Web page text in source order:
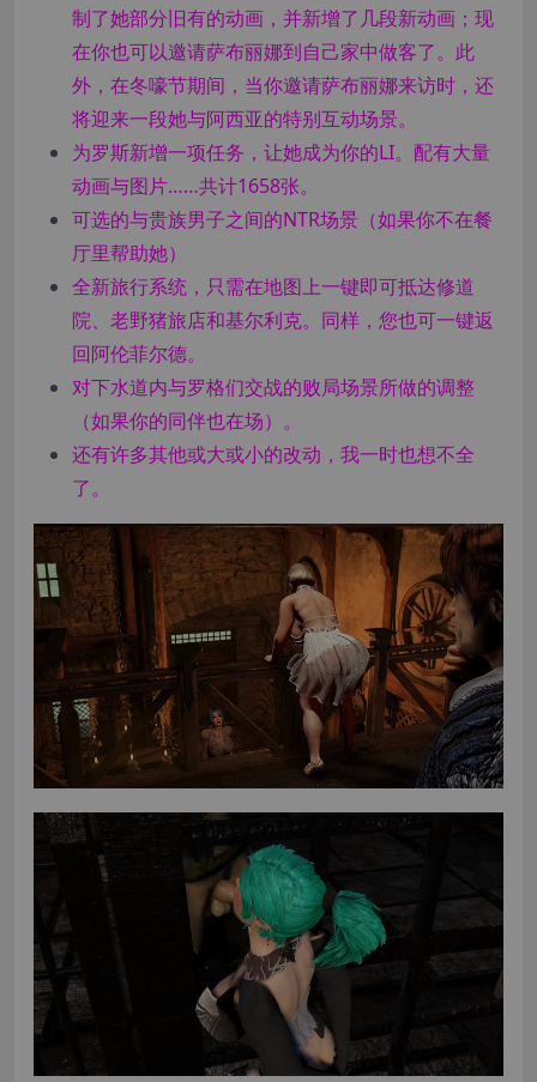
制了她部分旧有的动画，并新增了几段新动画；现
在你也可以邀请萨布丽娜到自己家中做客了。此
外，在冬嚎节期间，当你邀请萨布丽娜来访时，还
将迎来一段她与阿西亚的特别互动场景。
为罗斯新增一项任务，让她成为你的LI。配有大量
动画与图片……共计1658张。
可选的与贵族男子之间的NTR场景（如果你不在餐
厅里帮助她）
全新旅行系统，只需在地图上一键即可抵达修道
院、老野猪旅店和基尔利克。同样，您也可一键返
回阿伦菲尔德。
对下水道内与罗格们交战的败局场景所做的调整
（如果你的同伴也在场）。
还有许多其他或大或小的改动，我一时也想不全
了。